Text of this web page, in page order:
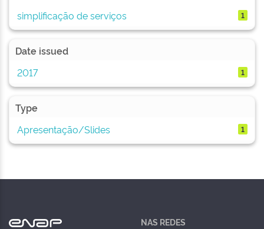
simplificação de serviços 1
Date issued
2017
1
Type
Apresentação/Slides
1
NAS REDES